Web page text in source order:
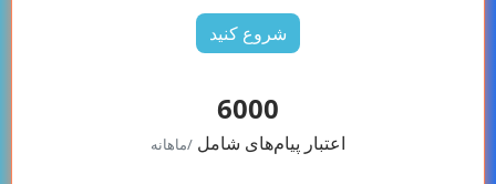
اعتبار پیام‌های شامل